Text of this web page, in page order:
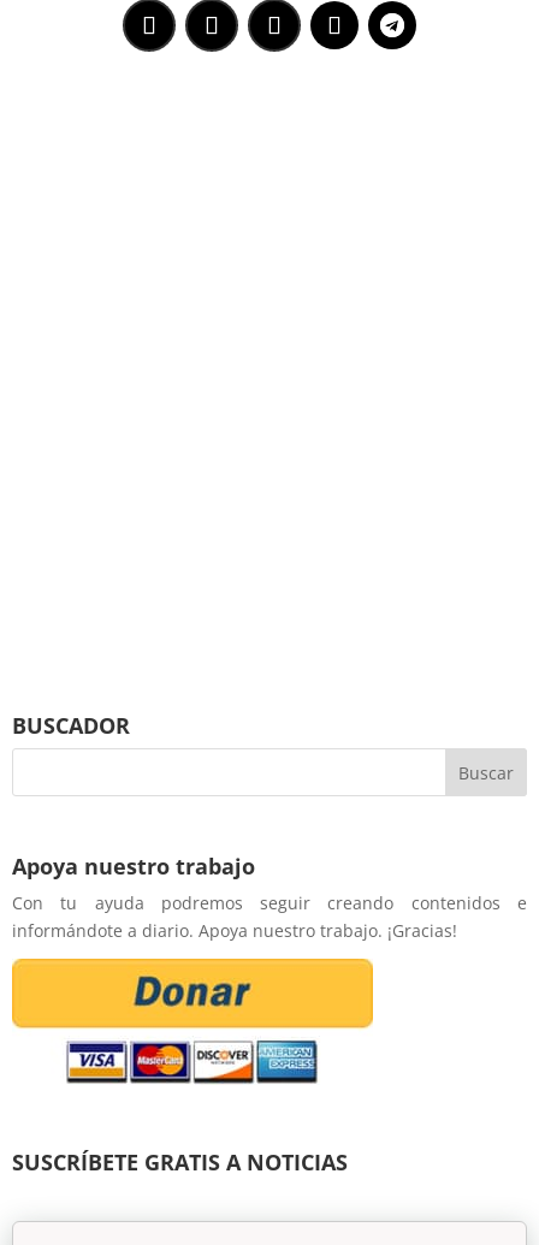
BUSCADOR
Apoya nuestro trabajo
Con tu ayuda podremos seguir creando contenidos e
informándote a diario. Apoya nuestro trabajo. ¡Gracias!
SUSCRÍBETE GRATIS A NOTICIAS